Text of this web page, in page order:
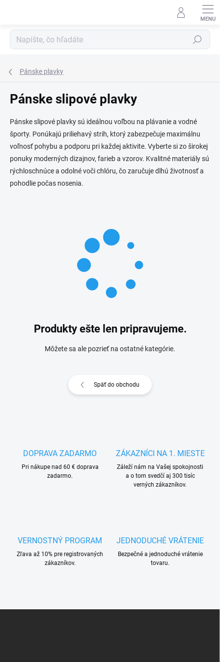
Hľadať
Pánske plavky
Pánske slipové plavky
Pánske slipové plavky sú ideálnou voľbou na plávanie a vodné
športy. Ponúkajú priliehavý strih, ktorý zabezpečuje maximálnu
voľnosť pohybu a podporu pri každej aktivite. Vyberte si zo širokej
ponuky moderných dizajnov, farieb a vzorov. Kvalitné materiály sú
rýchloschnúce a odolné voči chlóru, čo zaručuje dlhú životnosť a
pohodlie počas nosenia.
Produkty ešte len pripravujeme.
Môžete sa ale pozrieť na ostatné kategórie.
Späť do obchodu
DOPRAVA ZADARMO
Pri nákupe nad 60 € doprava
zadarmo.
ZÁKAZNÍCI NA 1. MIESTE
Záleží nám na Vašej spokojnosti
a o tom svedčí aj 300 tisíc
verných zákazníkov.
VERNOSTNÝ PROGRAM
Zľava až 10% pre registrovaných
zákazníkov.
JEDNODUCHÉ VRÁTENIE
Bezpečné a jednoduché vrátenie
tovaru.